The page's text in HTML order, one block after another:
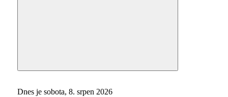
Search
Dnes je sobota, 8. srpen 2026